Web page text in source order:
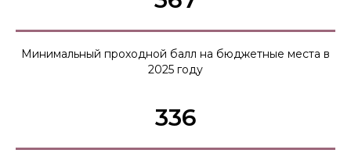
Минимальный проходной балл на бюджетные места в
2025 году
336